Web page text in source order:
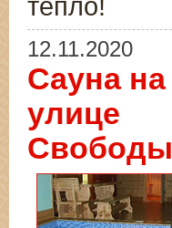
тепло!
12.11.2020
Сауна на
улице
Свободы